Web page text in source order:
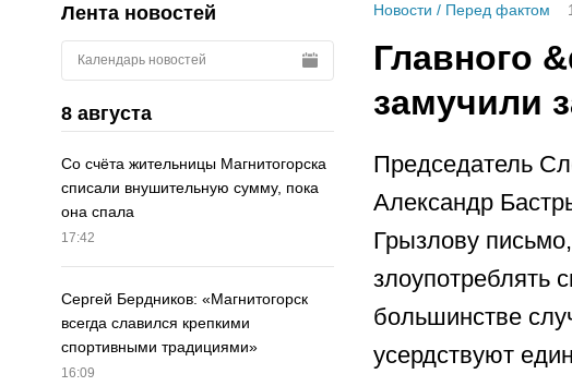
Лента новостей
Календарь новостей
8 августа
Со счёта жительницы Магнитогорска
списали внушительную сумму, пока
она спала
17:42
Сергей Бердников: «Магнитогорск
всегда славился крепкими
спортивными традициями»
16:09
Новости / Перед фактом
Главного
замучили
Председатель
Александр
Грызлову
злоупотреблять
большинстве
усердствуют